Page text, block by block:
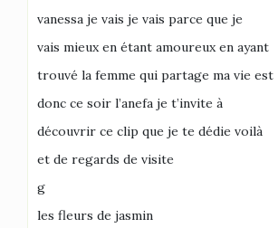
vanessa je vais je vais parce que je
vais mieux en étant amoureux en ayant
trouvé la femme qui partage ma vie est
donc ce soir l’anefa je t’invite à
découvrir ce clip que je te dédie voilà
et de regards de visite
g
les fleurs de jasmin